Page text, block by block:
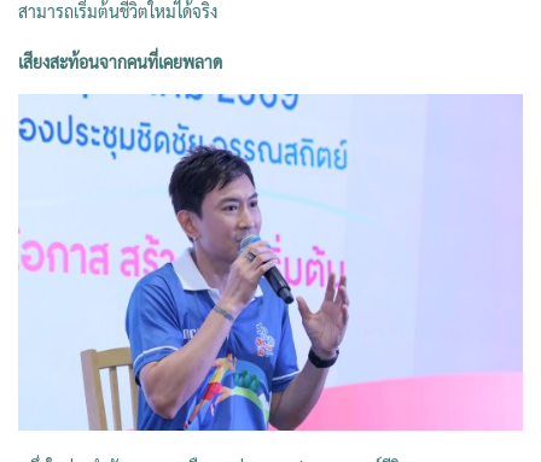
สามารถเริ่มต้นชีวิตใหม่ได้จริง
เสียงสะท้อนจากคนที่เคยพลาด